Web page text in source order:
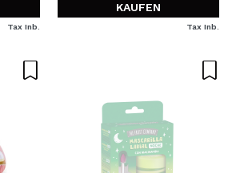
Tax Inb.
KAUFEN
Tax Inb.